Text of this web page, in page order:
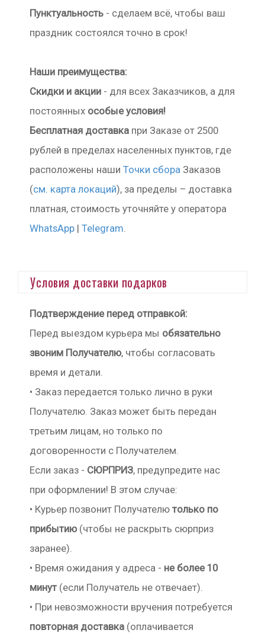
Пунктуальность - сделаем всё, чтобы ваш
праздник состоялся точно в срок!
Наши преимущества:
Скидки и акции - для всех Заказчиков, а для
постоянных особые условия!
Бесплатная доставка при Заказе от 2500
рублей в пределах населенных пунктов, где
расположены наши Точки сбора Заказов
(см. карта локаций), за пределы – доставка
платная, стоимость уточняйте у оператора
WhatsApp | Telegram.
Условия доставки подарков
Подтверждение перед отправкой:
Перед выездом курьера мы обязательно
звоним Получателю, чтобы согласовать
время и детали.
• Заказ передается только лично в руки
Получателю. Заказ может быть передан
третьим лицам, но только по
договоренности с Получателем.
Если заказ - СЮРПРИЗ, предупредите нас
при оформлении! В этом случае:
• Курьер позвонит Получателю только по
прибытию(чтобы не раскрыть сюрприз
заранее).
• Время ожидания у адреса - не более 10
минут(если Получатель не отвечает).
• При невозможности вручения потребуется
повторная доставка (оплачивается